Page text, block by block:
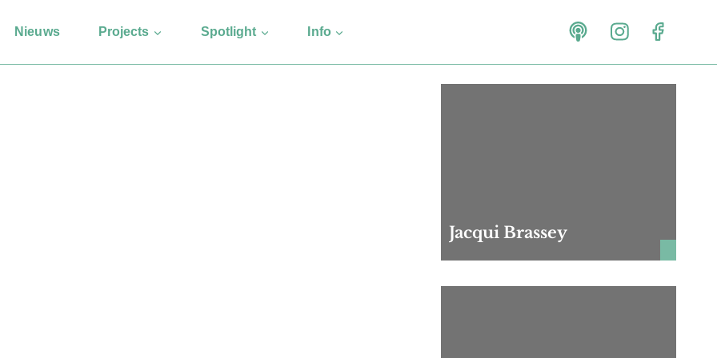
Nieuws Projects Spotlight Info
Jacqui Brassey